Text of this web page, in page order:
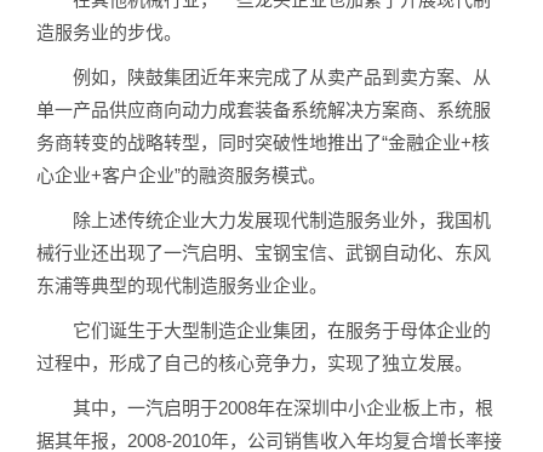
造服务业的步伐。
例如，陕鼓集团近年来完成了从卖产品到卖方案、从
单一产品供应商向动力成套装备系统解决方案商、系统服
务商转变的战略转型，同时突破性地推出了“金融企业+核
心企业+客户企业”的融资服务模式。
除上述传统企业大力发展现代制造服务业外，我国机
械行业还出现了一汽启明、宝钢宝信、武钢自动化、东风
东浦等典型的现代制造服务业企业。
它们诞生于大型制造企业集团，在服务于母体企业的
过程中，形成了自己的核心竞争力，实现了独立发展。
其中，一汽启明于2008年在深圳中小企业板上市，根
据其年报，2008-2010年，公司销售收入年均复合增长率接